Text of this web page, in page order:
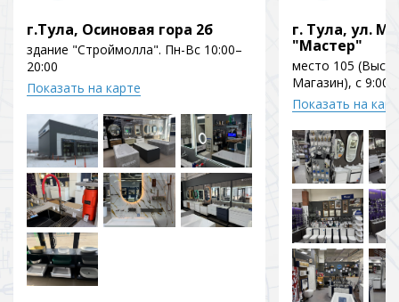
г.Тула, Осиновая гора 2б
здание "Строймолла". Пн-Вс 10:00–
20:00
Показать на карте
г. Тула, ул.
"Мастер"
место 105
Магазин), с 9:00
Показать на